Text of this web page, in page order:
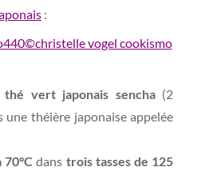
:
thé vert japonais sencha(2
une théière japonaise appelée
70°C dans trois tasses de 125